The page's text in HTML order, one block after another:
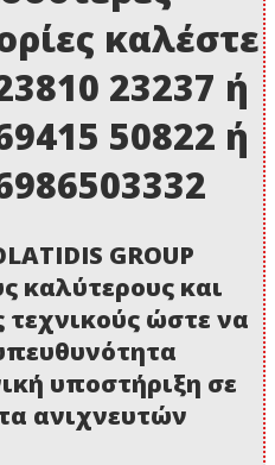
καλέστε
23237 ή
50822 ή
GROUP
καλύτερους και
τεχνικούς ώστε να
υποστήριξη σε
ανιχνευτών